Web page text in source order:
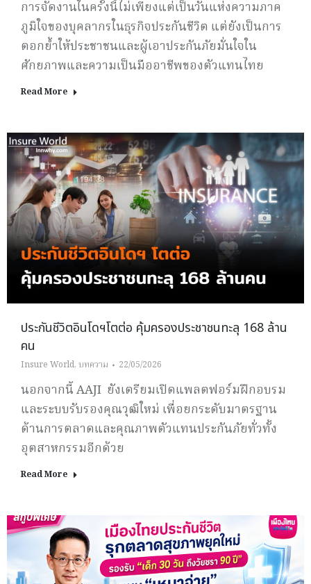
การจัดงานในครั้งนี้ไม่เพียงแต่เป็นวันแห่งความภาค
ภูมิใจของบุคลากรในธุรกิจประกันชีวิต แต่ยังเป็นการ
ตอกย้ำให้ประชาชนและผู้เอาประกันภัยมั่นใจใน
ศักยภาพและความเป็นมืออาชีพของตัวแทนไทย
Read More
ประกันชีวิตอินโดฯโตต่อ คุ้มครองประชาชนทะลุ 168 ล้าน
คน
Insure World, บทความ 22/05/2026
นอกจากนี้ AAJI ยังเตรียมเปิดแพลตฟอร์มฝึกอบรม
และระบบรับรองคุณวุฒิใหม่ เพื่อยกระดับมาตรฐาน
ด้านการตลาดและคุณภาพตัวแทนประกันภัยทั่วทั้ง
อุตสาหกรรมอีกด้วย
Read More